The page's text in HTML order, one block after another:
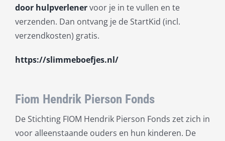
door hulpverlenervoor je in te vullen en te
verzenden. Dan ontvang je de StartKid (incl.
verzendkosten) gratis.
https://slimmeboefjes.nl/
Fiom Hendrik Pierson Fonds
De Stichting FIOM Hendrik Pierson Fonds zet zich in
voor alleenstaande ouders en hun kinderen. De